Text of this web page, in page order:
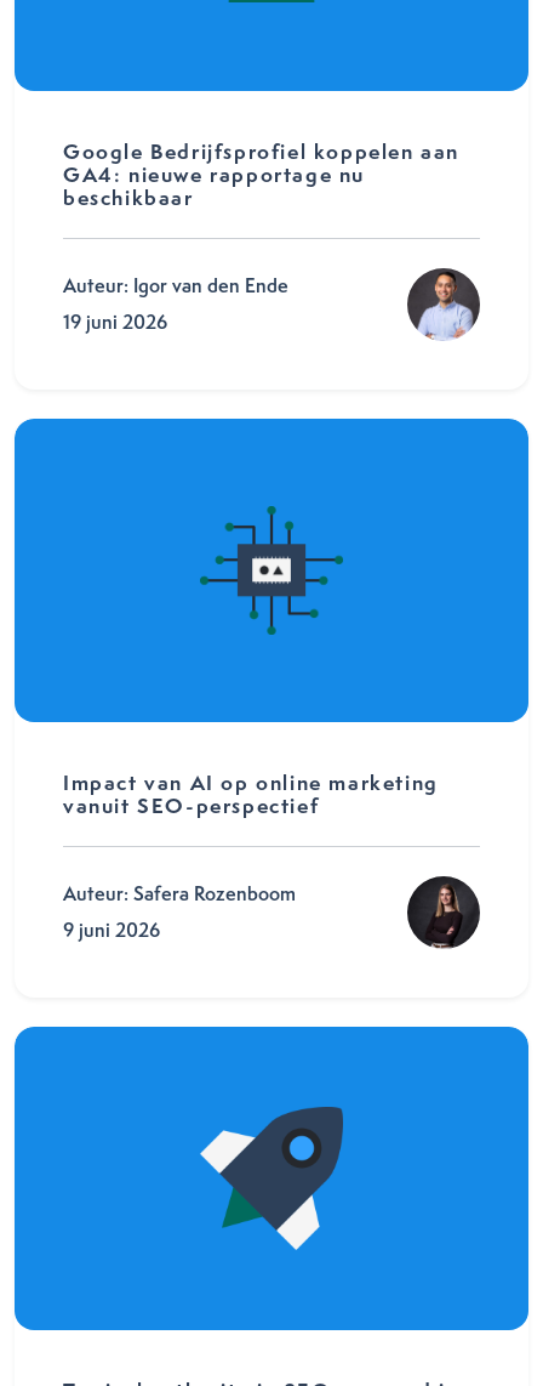
Google Bedrijfsprofiel koppelen aan
GA4: nieuwe rapportage nu
beschikbaar
Auteur: Igor van den Ende
19 juni 2026
Impact van AI op online marketing
vanuit SEO-perspectief
Auteur: Safera Rozenboom
9 juni 2026